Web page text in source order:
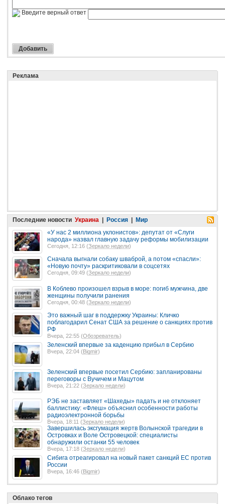
Введите верный ответ
Реклама
Последние новости Украина | Россия | Мир
«У нас 2 миллиона уклонистов»: депутат от «Слуги
народа» назвал главную задачу реформы мобилизации
Сегодня, 12:16 (Зеркало недели)
Сначала выгнали собаку шваброй, а потом «спасли»:
«Новую почту» раскритиковали в соцсетях
Сегодня, 09:49 (Зеркало недели)
В Коблево произошел взрыв в море: погиб мужчина, две
женщины получили ранения
Сегодня, 00:48 (Зеркало недели)
Это важный шаг в поддержку Украины: Кличко
поблагодарил Сенат США за решение о санкциях против
РФ
Вчера, 22:55 (Обозреватель)
Зеленский впервые за каденцию прибыл в Сербию
Вчера, 22:04 ( Bigmir)
Зеленский впервые посетил Сербию: запланированы
переговоры с Вучичем и Мацутом
Вчера, 21:22 (Зеркало недели)
РЭБ не заставляет «Шахеды» падать и не отклоняет
баллистику: «Флеш» объяснил особенности работы
радиоэлектронной борьбы
Вчера, 18:11 (Зеркало недели)
Завершилась эксгумация жертв Волынской трагедии в
Островках и Воле Островецкой: специалисты
обнаружили останки 55 человек
Вчера, 17:18 (Зеркало недели)
Сибига отреагировал на новый пакет санкций ЕС против
России
Вчера, 16:46 ( Bigmir)
Облако тегов